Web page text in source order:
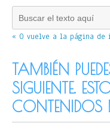
« O vuelve a la página de
TAMBIÉN
SIGUIENTE.
CONTENIDOS